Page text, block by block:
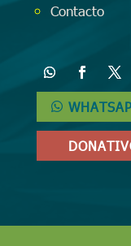
Contacto